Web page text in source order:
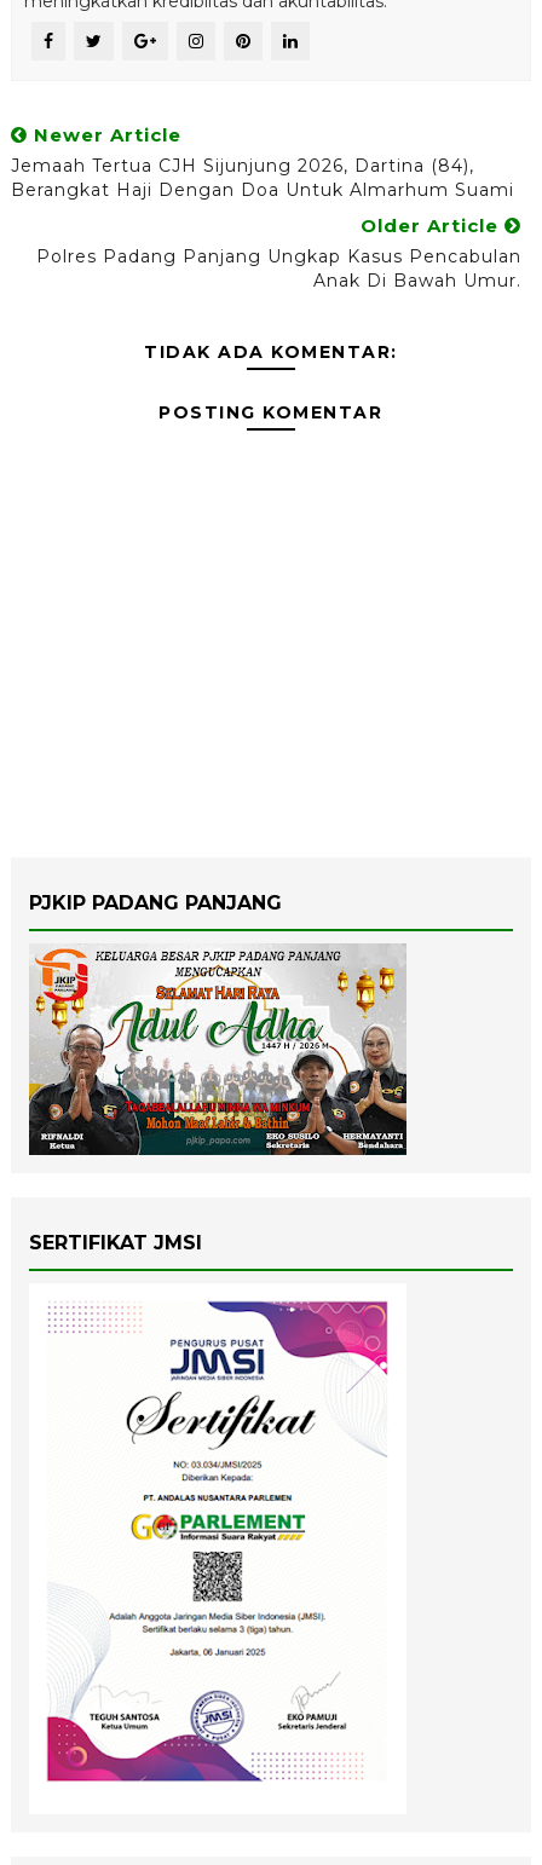
Newer Article
Jemaah Tertua CJH Sijunjung 2026, Dartina (84),
Berangkat Haji Dengan Doa Untuk Almarhum Suami
Older Article
Polres Padang Panjang Ungkap Kasus Pencabulan
Anak Di Bawah Umur.
TIDAK ADA KOMENTAR:
POSTING KOMENTAR
PJKIP PADANG PANJANG
SERTIFIKAT JMSI